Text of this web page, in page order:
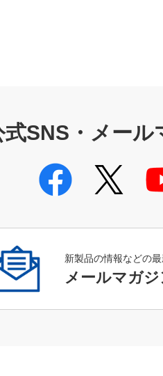
式SNS・メール
新製品の情報などの
メールマガ